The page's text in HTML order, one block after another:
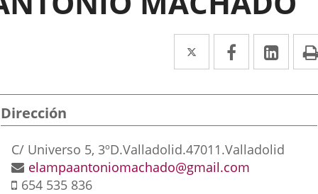
Twitter
Enlace
a
una
externa.
Facebook
Enlace
a
una
externa.
a
una
Dirección
Dirección
postal
C/ Universo 5, 3ºD.Valladolid.47011.Valladolid
Dirección
de
elampaantoniomachado@gmail.com
Móvil
654 535 836